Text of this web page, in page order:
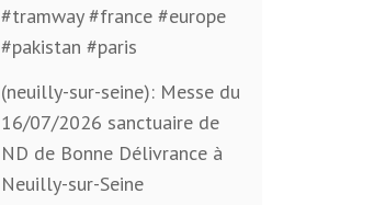
#tramway #france #europe
#pakistan #paris
(neuilly-sur-seine): Messe du
16/07/2026 sanctuaire de
ND de Bonne Délivrance à
Neuilly-sur-Seine